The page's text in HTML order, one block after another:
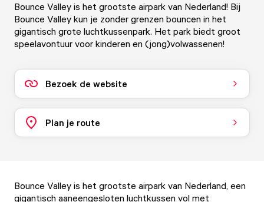
Bounce Valley is het grootste airpark van Nederland! Bij
Bounce Valley kun je zonder grenzen bouncen in het
gigantisch grote luchtkussenpark. Het park biedt groot
speelavontuur voor kinderen en (jong)volwassenen!
Bezoek de website
Plan je route
Bounce Valley is het grootste airpark van Nederland, een
gigantisch aaneengesloten luchtkussen vol met